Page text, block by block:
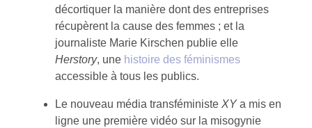
décortiquer la manière dont des entreprises
récupèrent la cause des femmes ; et la
journaliste Marie Kirschen publie elle
Herstory, une histoire des féminismes
accessible à tous les publics.
Le nouveau média transféministe XYa mis en
ligne une première vidéo sur la misogynie